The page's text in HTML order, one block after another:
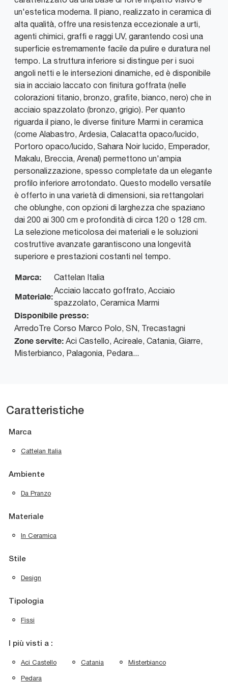
un'estetica moderna. Il piano, realizzato in ceramica di
alta qualità, offre una resistenza eccezionale a urti,
agenti chimici, graffi e raggi UV, garantendo così una
superficie estremamente facile da pulire e duratura nel
tempo. La struttura inferiore si distingue per i suoi
angoli netti e le intersezioni dinamiche, ed è disponibile
sia in acciaio laccato con finitura goffrata (nelle
colorazioni titanio, bronzo, grafite, bianco, nero) che in
acciaio spazzolato (bronzo, grigio). Per quanto
riguarda il piano, le diverse finiture Marmi in ceramica
(come Alabastro, Ardesia, Calacatta opaco/lucido,
Portoro opaco/lucido, Sahara Noir lucido, Emperador,
Makalu, Breccia, Arenal) permettono un'ampia
personalizzazione, spesso completate da un elegante
profilo inferiore arrotondato. Questo modello versatile
è offerto in una varietà di dimensioni, sia rettangolari
che oblunghe, con opzioni di larghezza che spaziano
dai 200 ai 300 cm e profondità di circa 120 o 128 cm.
La selezione meticolosa dei materiali e le soluzioni
costruttive avanzate garantiscono una longevità
superiore e prestazioni costanti nel tempo.
Marca: Cattelan Italia
Materiale:
Acciaio laccato goffrato, Acciaio
spazzolato, Ceramica Marmi
Disponibile presso:
ArredoTre Corso Marco Polo, SN, Trecastagni
Zone servite: Aci Castello, Acireale, Catania, Giarre,
Misterbianco, Palagonia, Pedara...
Caratteristiche
Marca
Cattelan Italia
Ambiente
Da Pranzo
Materiale
In Ceramica
Stile
Design
Tipologia
Fissi
I più visti a :
Aci Castello Catania Misterbianco
Pedara